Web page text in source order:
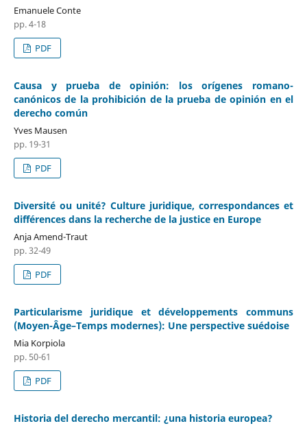
Emanuele Conte
pp. 4-18
PDF
Causa y prueba de opinión: los orígenes romano-
canónicos de la prohibición de la prueba de opinión en el
derecho común
Yves Mausen
pp. 19-31
PDF
Diversité ou unité? Culture juridique, correspondances et
différences dans la recherche de la justice en Europe
Anja Amend-Traut
pp. 32-49
PDF
Particularisme juridique et développements communs
(Moyen-Âge–Temps modernes): Une perspective suédoise
Mia Korpiola
pp. 50-61
PDF
Historia del derecho mercantil: ¿una historia europea?